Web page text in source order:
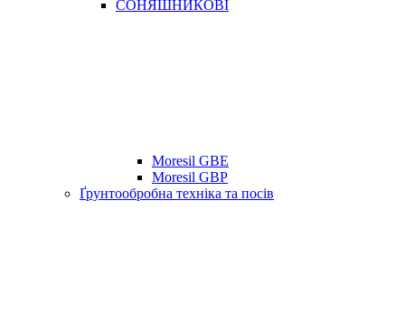
СОНЯШНИКОВІ
Moresil GBE
Moresil GBP
Ґрунтообробна техніка та посів